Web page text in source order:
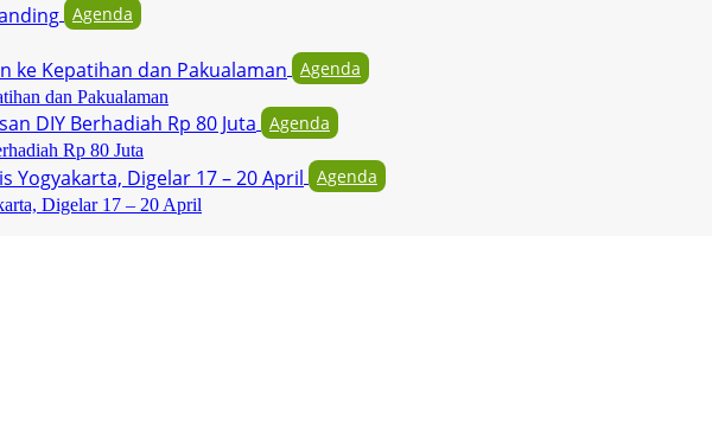
Agenda
Agenda
dan Pakualaman
Agenda
Rp 80 Juta
Agenda
Digelar 17 – 20 April